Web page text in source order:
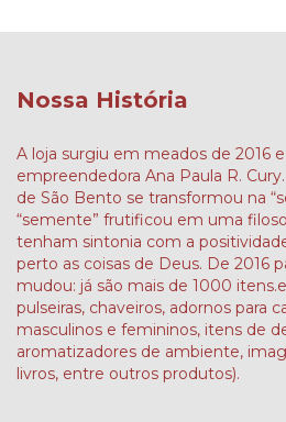
Nossa História
A loja surgiu em meados de 2016
empreendedora Ana Paula R.
de São Bento se transformou na
“semente” frutificou em uma
tenham sintonia com a
perto as coisas de Deus. De 2016
mudou: já são mais de 1000
pulseiras, chaveiros, adornos para
masculinos e femininos, itens de
aromatizadores de ambiente,
livros, entre outros produtos).